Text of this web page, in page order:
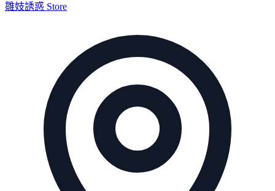
雛妓誘惑 Store